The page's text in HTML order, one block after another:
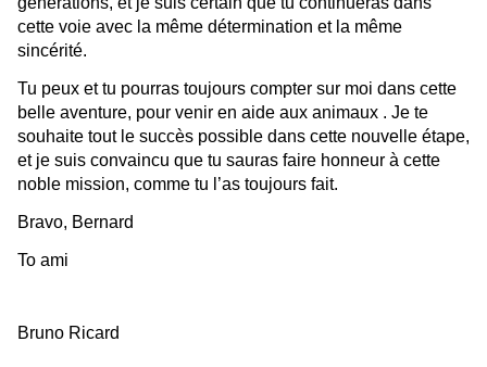
cette voie avec la même détermination et la même
sincérité.
Tu peux et tu pourras toujours compter sur moi dans cette
belle aventure, pour venir en aide aux animaux . Je te
souhaite tout le succès possible dans cette nouvelle étape,
et je suis convaincu que tu sauras faire honneur à cette
noble mission, comme tu l’as toujours fait.
Bravo, Bernard
To ami
Bruno Ricard